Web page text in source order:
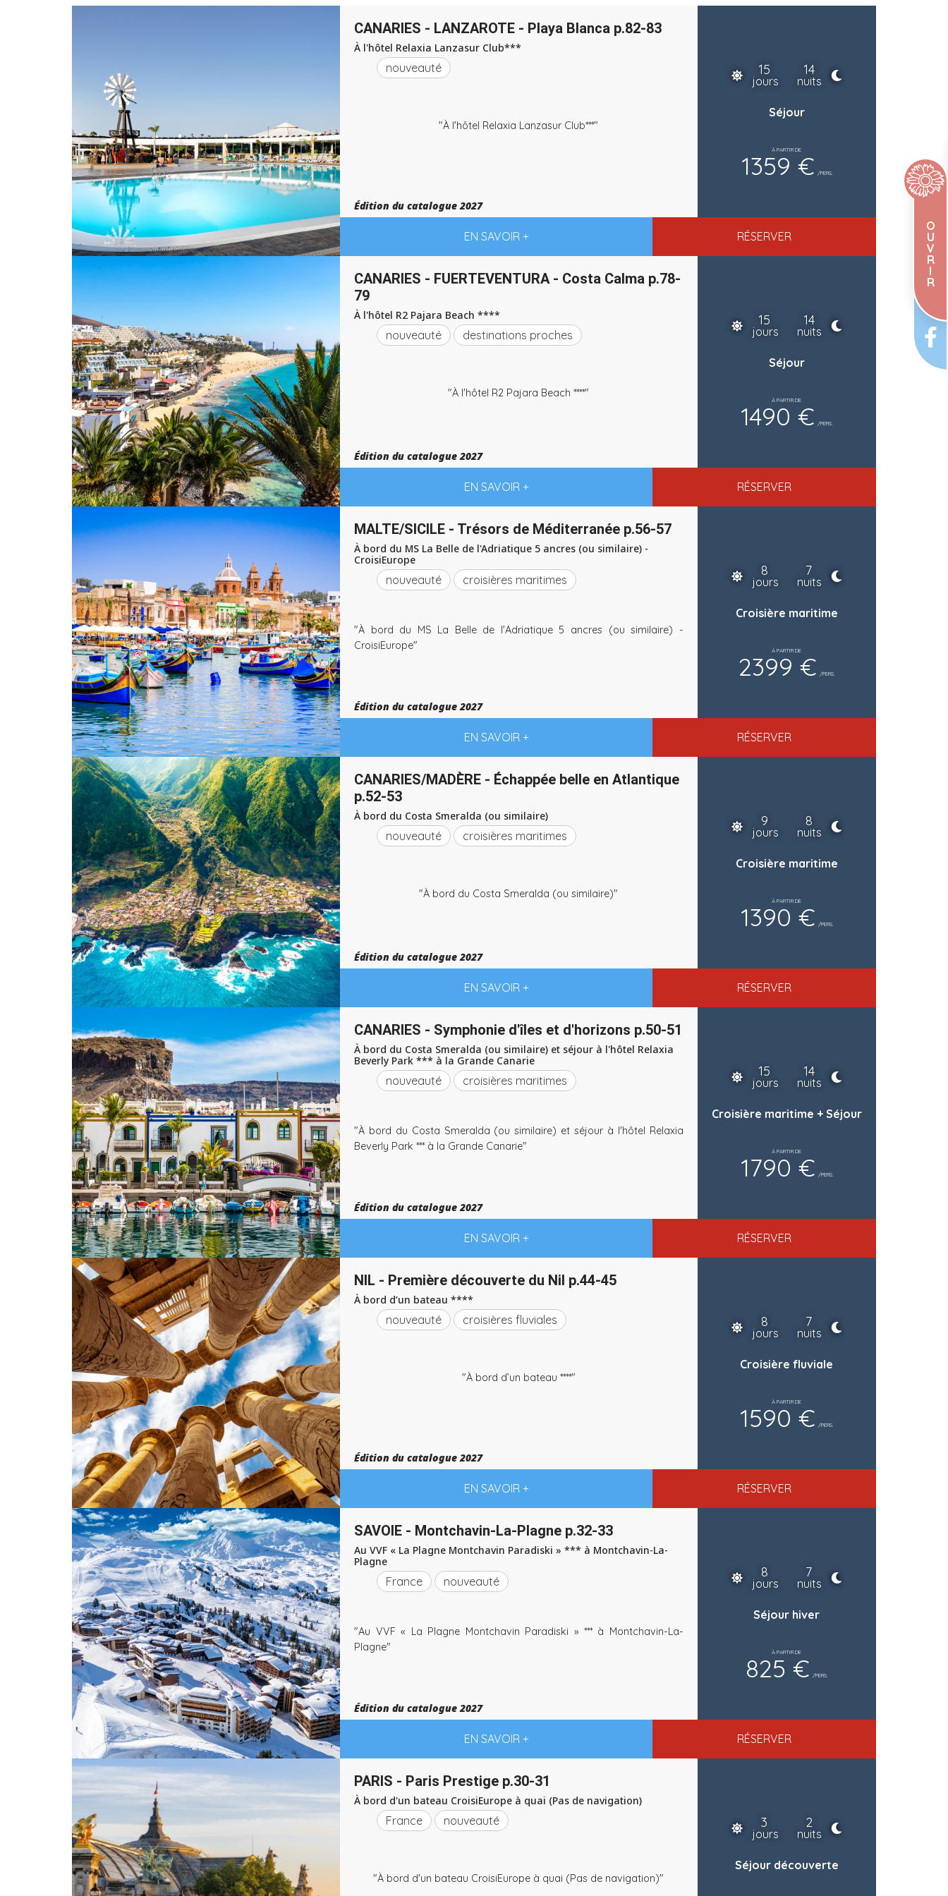
CANARIES - LANZAROTE - Playa Blanca p.82-83
Édition du catalogue 2027
À l'hôtel Relaxia Lanzasur Club***
nouveauté
"À l'hôtel Relaxia Lanzasur Club***"
15
jours
14
nuits
Séjour
À PARTIR DE
1359 € /PERS.
EN SAVOIR + RÉSERVER
CANARIES - FUERTEVENTURA - Costa Calma p.78-
79
Édition du catalogue 2027
À l'hôtel R2 Pajara Beach ****
nouveauté destinations proches
"À l'hôtel R2 Pajara Beach ****"
15
jours
14
nuits
Séjour
À PARTIR DE
1490 € /PERS.
EN SAVOIR + RÉSERVER
MALTE/SICILE - Trésors de Méditerranée p.56-57
Édition du catalogue 2027
À bord du MS La Belle de l'Adriatique 5 ancres (ou similaire) -
CroisiEurope
nouveauté croisières maritimes
"À bord du MS La Belle de l'Adriatique 5 ancres (ou similaire) -
CroisiEurope"
8
jours
7
nuits
Croisière maritime
À PARTIR DE
2399 € /PERS.
EN SAVOIR + RÉSERVER
CANARIES/MADÈRE - Échappée belle en Atlantique
p.52-53
Édition du catalogue 2027
À bord du Costa Smeralda (ou similaire)
nouveauté croisières maritimes
"À bord du Costa Smeralda (ou similaire)"
9
jours
8
nuits
Croisière maritime
À PARTIR DE
1390 € /PERS.
EN SAVOIR + RÉSERVER
CANARIES - Symphonie d'îles et d'horizons p.50-51
Édition du catalogue 2027
À bord du Costa Smeralda (ou similaire) et séjour à l'hôtel Relaxia
Beverly Park *** à la Grande Canarie
nouveauté croisières maritimes
"À bord du Costa Smeralda (ou similaire) et séjour à l'hôtel Relaxia
Beverly Park *** à la Grande Canarie"
15
jours
14
nuits
Croisière maritime + Séjour
À PARTIR DE
1790 € /PERS.
EN SAVOIR + RÉSERVER
NIL - Première découverte du Nil p.44-45
Édition du catalogue 2027
À bord d’un bateau ****
nouveauté croisières fluviales
"À bord d’un bateau ****"
8
jours
7
nuits
Croisière fluviale
À PARTIR DE
1590 € /PERS.
EN SAVOIR + RÉSERVER
SAVOIE - Montchavin-La-Plagne p.32-33
Édition du catalogue 2027
Au VVF « La Plagne Montchavin Paradiski » *** à Montchavin-La-
Plagne
France nouveauté
"Au VVF « La Plagne Montchavin Paradiski » *** à Montchavin-La-
Plagne"
8
jours
7
nuits
Séjour hiver
À PARTIR DE
825 € /PERS.
EN SAVOIR + RÉSERVER
PARIS - Paris Prestige p.30-31
À bord d'un bateau CroisiEurope à quai (Pas de navigation)
France nouveauté
"À bord d'un bateau CroisiEurope à quai (Pas de navigation)"
3
jours
2
nuits
Séjour découverte
O
U
V
R
I
R